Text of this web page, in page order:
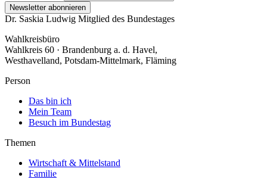
Newsletter abonnieren
Dr. Saskia Ludwig Mitglied des Bundestages
Wahlkreisbüro
Wahlkreis 60 · Brandenburg a. d. Havel,
Westhavelland, Potsdam-Mittelmark, Fläming
Person
Das bin ich
Mein Team
Besuch im Bundestag
Themen
Wirtschaft & Mittelstand
Familie